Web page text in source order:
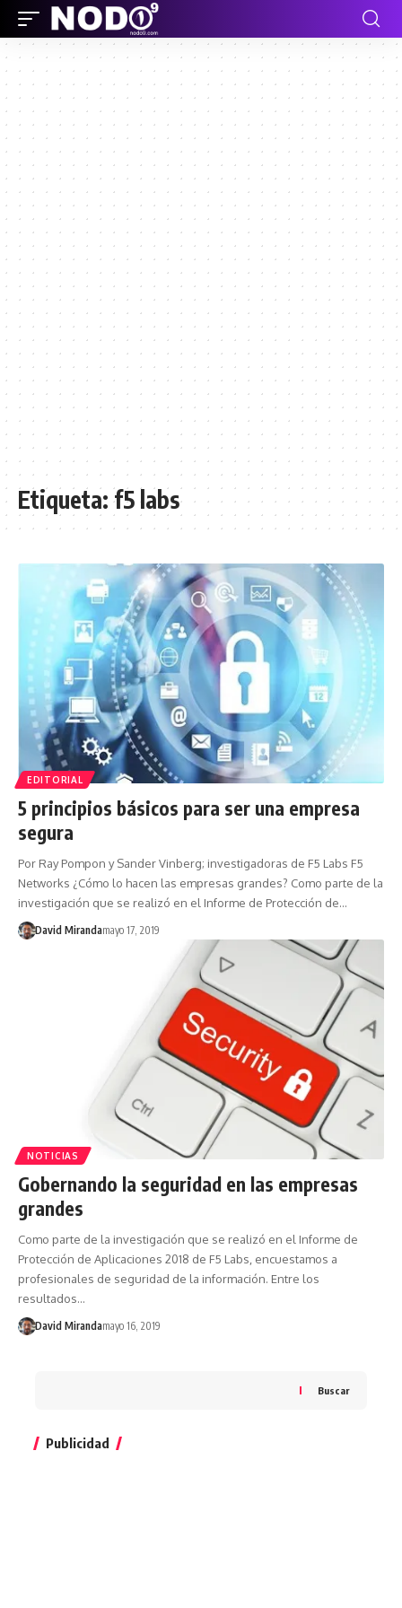
Etiqueta:f5 labs
EDITORIAL
5 principios básicos para ser una empresa
segura
Por Ray Pompon y Sander Vinberg; investigadoras de F5 Labs F5
Networks ¿Cómo lo hacen las empresas grandes? Como parte de la
investigación que se realizó en el Informe de Protección de…
David Mirandamayo 17, 2019
NOTICIAS
Gobernando la seguridad en las empresas
grandes
Como parte de la investigación que se realizó en el Informe de
Protección de Aplicaciones 2018 de F5 Labs, encuestamos a
profesionales de seguridad de la información. Entre los
resultados…
David Mirandamayo 16, 2019
Buscar
Publicidad